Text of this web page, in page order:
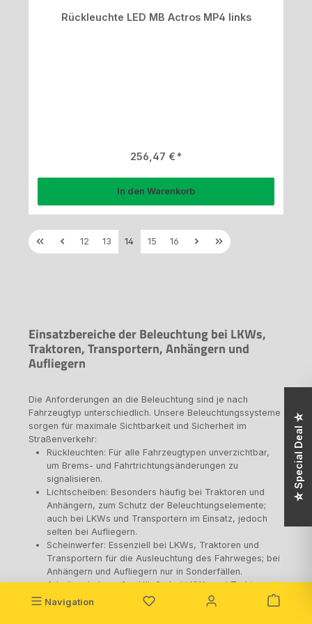
Navigation
Rückleuchte LED MB Actros MP4 links
Regulärer Preis:
256,47 €
In den Warenkorb
Seite
12 Seite
13 Seite
14 Seite
15 Seite
16
Einsatzbereiche der Beleuchtung bei LKWs,
Traktoren, Transportern, Anhängern und
Aufliegern
Die Anforderungen an die Beleuchtung sind je nach
Fahrzeugtyp unterschiedlich. Unsere Beleuchtungssysteme
sorgen für maximale Sichtbarkeit und Sicherheit im
Straßenverkehr:
Rückleuchten: Für alle Fahrzeugtypen unverzichtbar,
um Brems- und Fahrtrichtungsänderungen zu
signalisieren.
Lichtscheiben: Besonders häufig bei Traktoren und
Anhängern, zum Schutz der Beleuchtungselemente;
auch bei LKWs und Transportern im Einsatz, jedoch
selten bei Aufliegern.
Scheinwerfer: Essenziell bei LKWs, Traktoren und
Transportern für die Ausleuchtung des Fahrweges; bei
Anhängern und Aufliegern nur in Sonderfällen.
Arbeitsscheinwerfer: Häufig bei LKWs und Traktoren,
insbesondere bei Baustellen- und
Landwirtschaftseinsätzen; auch bei Anhängern und
☆ Special Deal ☆